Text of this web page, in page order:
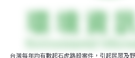
台灣每年均有數起石虎路殺案件，引起民眾及